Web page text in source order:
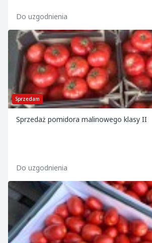
Do uzgodnienia
Sprzedam
Sprzedaż pomidora malinowego klasy II
Do uzgodnienia